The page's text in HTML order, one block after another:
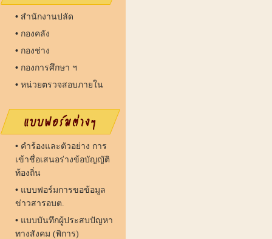
• สํานักงานปลัด
• กองคลัง
• กองช่าง
• กองการศึกษา ฯ
• หน่วยตรวจสอบภายใน
• คำร้องและตัวอย่าง การ
เข้าชื่อเสนอร่างข้อบัญญัติ
ท้องถิ่น
• แบบฟอร์มการขอข้อมูล
ข่าวสารอบต.
• แบบบันทึกผู้ประสบปัญหา
ทางสังคม (พิการ)